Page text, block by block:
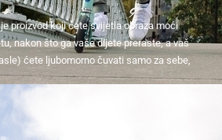
proizvod koji ćete svijetla obraza moći
nakon što ga vaše dijete preraste, a vaš
ćete ljubomorno čuvati samo za sebe,